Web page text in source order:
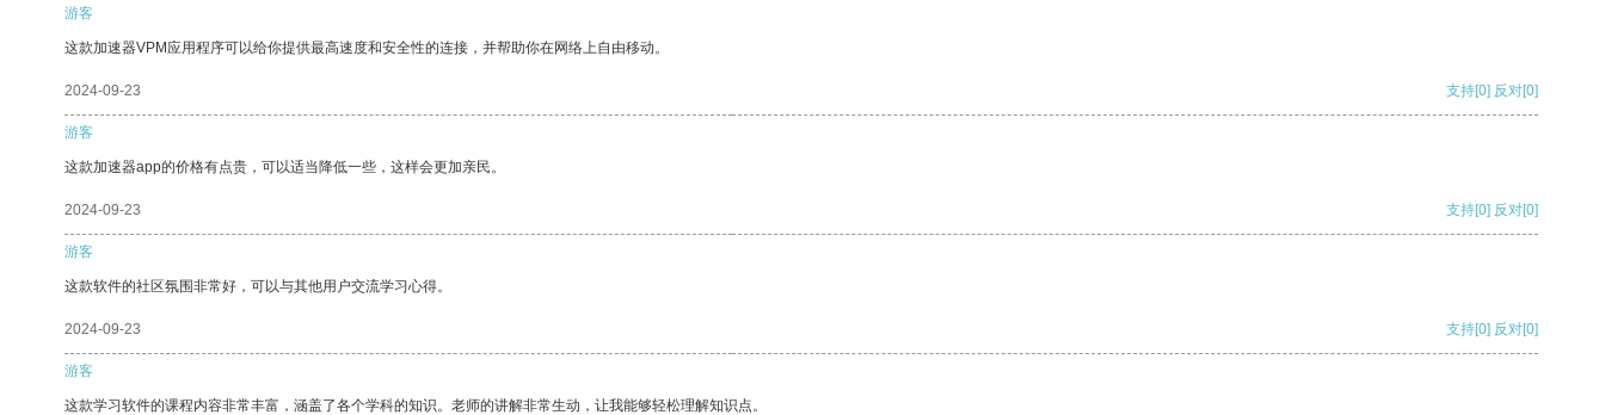
游客
这款加速器VPM应用程序可以给你提供最高速度和安全性的连接，并帮助你在网络上自由移动。
2024-09-23 支持[0] 反对[0]
游客
这款加速器app的价格有点贵，可以适当降低一些，这样会更加亲民。
2024-09-23 支持[0] 反对[0]
游客
这款软件的社区氛围非常好，可以与其他用户交流学习心得。
2024-09-23 支持[0] 反对[0]
游客
这款学习软件的课程内容非常丰富，涵盖了各个学科的知识。老师的讲解非常生动，让我能够轻松理解知识点。